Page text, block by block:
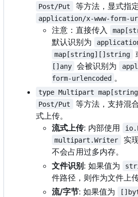
Post/Put 等方法，显式指
application/x-www-form-
注意：直接传入
默认识别为
map[string][]string
[]any
会被识别为
form-urlencoded 。
type Multipart
Post/Put
等方法，支持混
式上传。
流式上传: 内部使用
multipart.Writer
实
不会占用过多内存。
文件识别: 如果值为
件路径，则作为文件上传
流/字节: 如果值为